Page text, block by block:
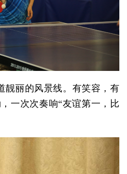
靓丽的风景线。有笑容，有
一次次奏响“友谊第一，比